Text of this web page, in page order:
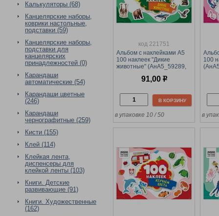
Калькуляторы (68)
Канцелярские наборы,
коврики настольные,
подставки (59)
Канцелярские наборы,
подставки для
канцелярских
принадлежностей (0)
Карандаши
автоматические (54)
Карандаши цветные
(246)
Карандаши
чернографитные (259)
Кисти (155)
Клей (114)
Клейкая лента,
диспенсеры для
клейкой ленты (103)
Книги. Детские
развивающие (91)
Книги. Художественные
(162)
код 221751
Альбом с наклейками А5
100 наклеек "Дикие
животные" (АнА5_59289,
91,00 р
В КОРЗИНУ
в упаковке 10 / 50
100
в